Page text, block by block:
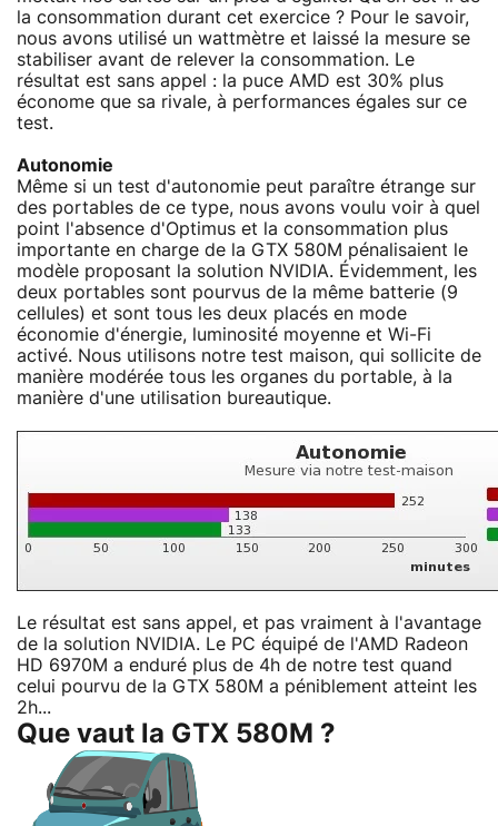
la consommation durant cet exercice ? Pour le savoir,
nous avons utilisé un wattmètre et laissé la mesure se
stabiliser avant de relever la consommation. Le
résultat est sans appel : la puce AMD est 30% plus
économe que sa rivale, à performances égales sur ce
test.
Autonomie
Même si un test d'autonomie peut paraître étrange sur
des portables de ce type, nous avons voulu voir à quel
point l'absence d'Optimus et la consommation plus
importante en charge de la GTX 580M pénalisaient le
modèle proposant la solution NVIDIA. Évidemment, les
deux portables sont pourvus de la même batterie (9
cellules) et sont tous les deux placés en mode
économie d'énergie, luminosité moyenne et Wi-Fi
activé. Nous utilisons notre test maison, qui sollicite de
manière modérée tous les organes du portable, à la
manière d'une utilisation bureautique.
Le résultat est sans appel, et pas vraiment à l'avantage
de la solution NVIDIA. Le PC équipé de l'AMD Radeon
HD 6970M a enduré plus de 4h de notre test quand
celui pourvu de la GTX 580M a péniblement atteint les
2h...
Que vaut la GTX 580M ?